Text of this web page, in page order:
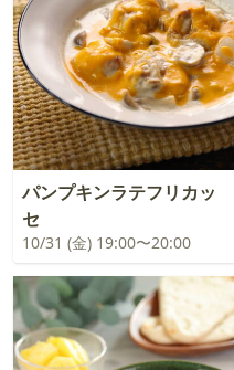
パンプキンラテフリカッ
セ
10/31 (金) 19:00〜20:00